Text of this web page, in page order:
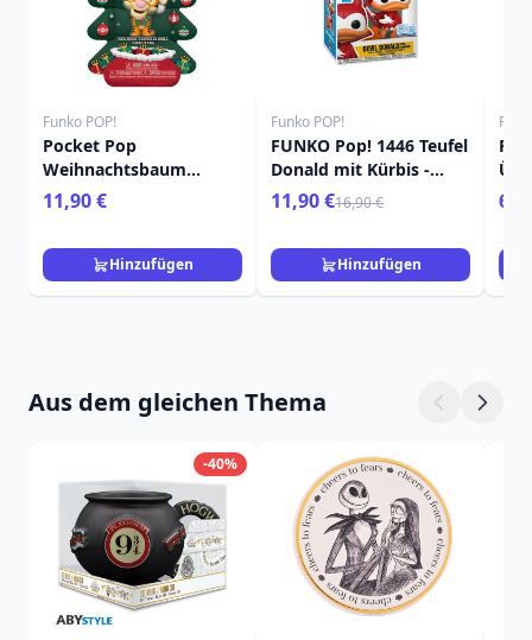
Funko POP!
Pocket Pop
Weihnachtsbaum
Tigger - Disney Winnie
Puuh
11,90 €
Hinzufügen
Funko POP!
FUNKO Pop! 1446 Teufel
Donald mit Kürbis -
Disney
11,90 €16,90 €
Hinzufügen
Aus dem gleichen Thema
-40%